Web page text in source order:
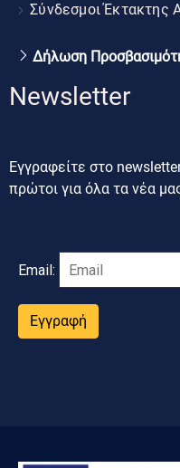
Σύνδεσμοι Έκτακτης
Δήλωση
Newsletter
Εγγραφείτε στο
πρώτοι για όλα τα νέα
Email:
Εγγραφή